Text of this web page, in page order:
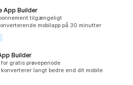
App Builder
tilgængeligt
mobilapp på 30 minutter
Builder
gratis prøveperiode
konverterer langt bedre end dit mobile